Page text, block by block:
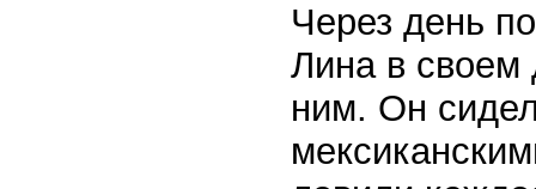
Через день
Лина в своем
ним. Он